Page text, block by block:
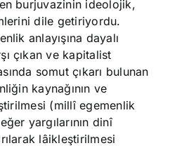
burjuvazinin ideolojik,
dile getiriyordu.
anlayışına dayalı
çıkan ve kapitalist
somut çıkarı bulunan
kaynağının ve
(millî egemenlik
yargılarının dinî
lâikleştirilmesi